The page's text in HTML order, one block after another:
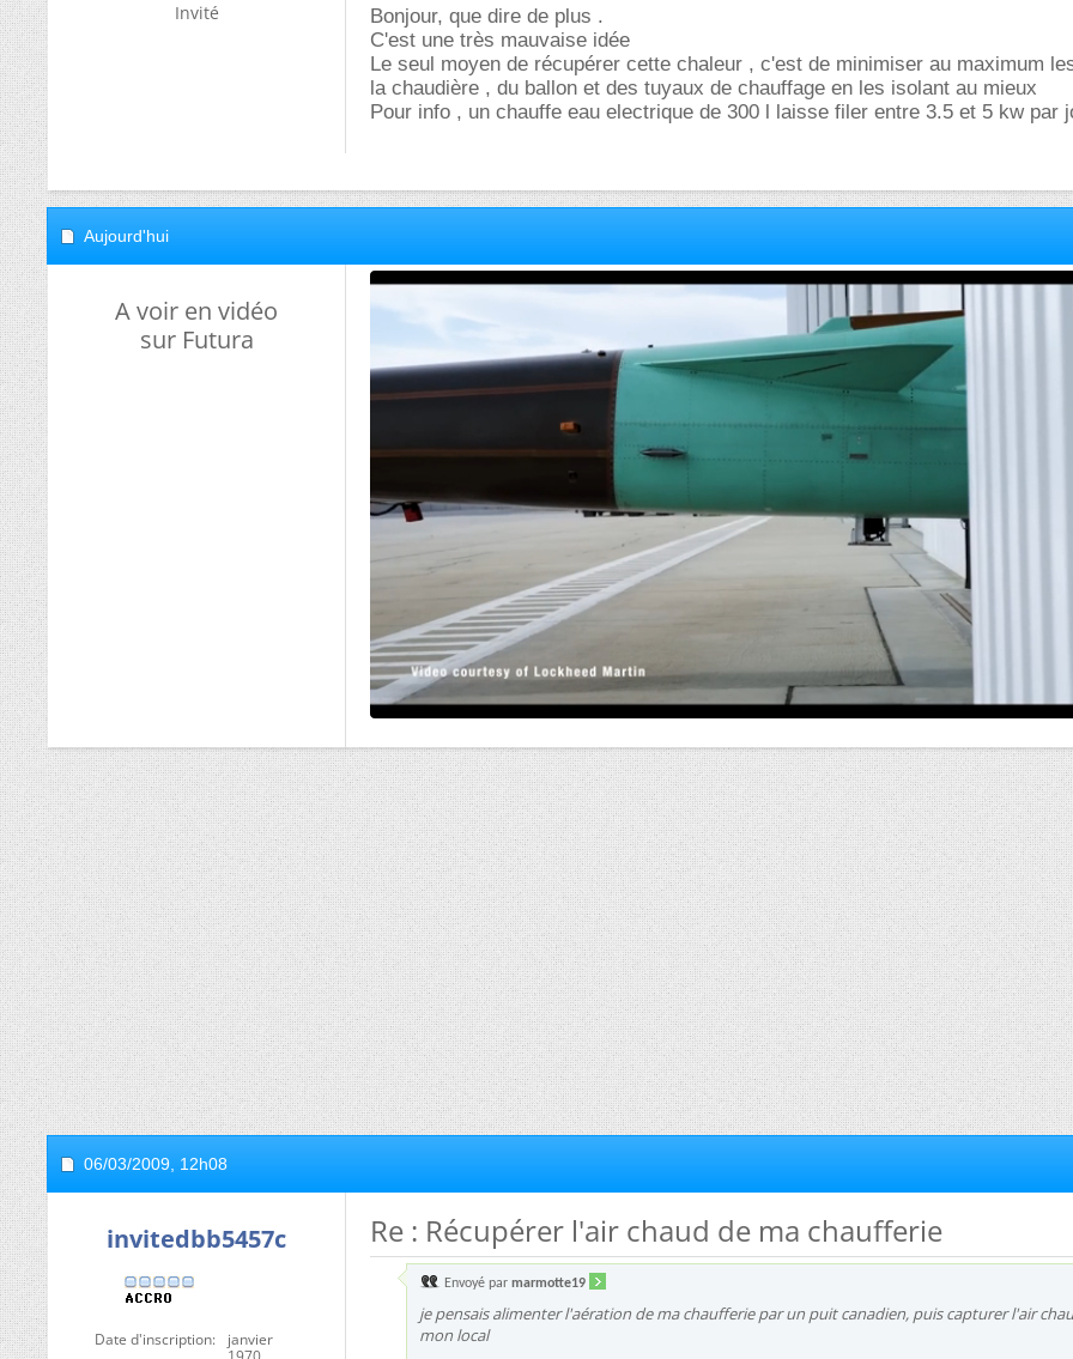
Invité
Bonjour, que dire de plus .
C'est une très mauvaise idée
Le seul moyen de récupérer cette chaleur , c'est de minimiser au maximum
la chaudière , du ballon et des tuyaux de chauffage en les isolant au mieux
Pour info , un chauffe eau electrique de 300 l laisse filer entre 3.5 et 5 kw par
Aujourd'hui
A voir en vidéo
sur Futura
06/03/2009, 12h08
invitedbb5457c
Date d'inscription
janvier
Re : Récupérer l'air chaud de ma chaufferie
Envoyé par marmotte19
je pensais alimenter l'aération de ma chaufferie par un puit canadien, puis capturer l'air
mon local